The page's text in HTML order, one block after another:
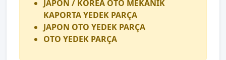
JAPON / KOREA OTO MEKANİK
KAPORTA YEDEK PARÇA
JAPON OTO YEDEK PARÇA
OTO YEDEK PARÇA